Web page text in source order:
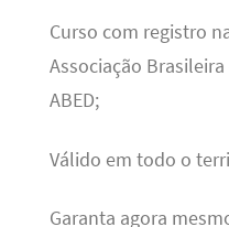
Curso com registro
Associação
ABED;
Válido em todo o
Garanta agora